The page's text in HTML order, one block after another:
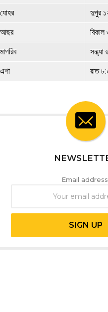
যোহর দুপুর
আছর
মাগরিব
এশা রাত
Email